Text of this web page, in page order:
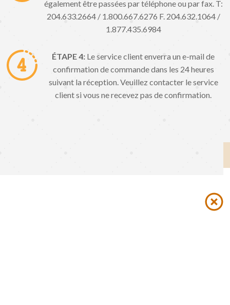
également être passées par téléphone ou par fax. T:
204.633.2664 / 1.800.667.6276 F. 204.632.1064 /
1.877.435.6984
ÉTAPE 4: Le service client enverra un e-mail de
confirmation de commande dans les 24 heures
suivant la réception. Veuillez contacter le service
client si vous ne recevez pas de confirmation.